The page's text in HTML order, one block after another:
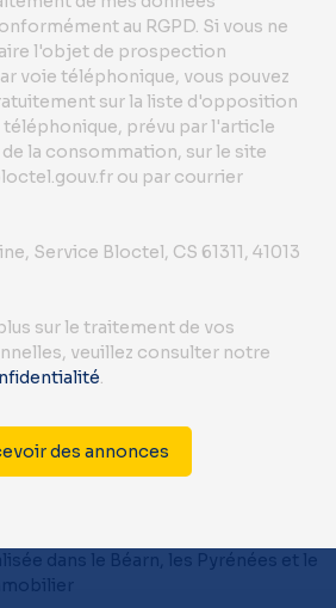
au RGPD. Si vous ne
l'objet de prospection
voie téléphonique, vous pouvez
sur la liste d'opposition
téléphonique, prévu par l'article
de la consommation, sur le site
ou par courrier
Service Bloctel, CS 61311, 41013
sur le traitement de vos
veuillez consulter notre
.
des annonces